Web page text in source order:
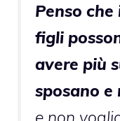
Penso
figli
avere più
sposano